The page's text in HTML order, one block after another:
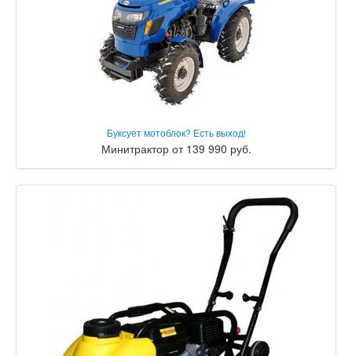
Буксует мотоблок? Есть выход!
Минитрактор от 139 990 руб.